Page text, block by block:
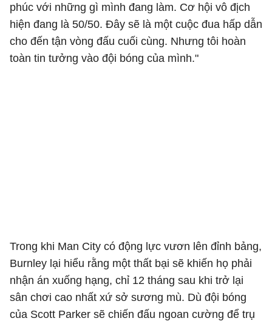
phúc với những gì mình đang làm. Cơ hội vô địch
hiện đang là 50/50. Đây sẽ là một cuộc đua hấp dẫn
cho đến tận vòng đấu cuối cùng. Nhưng tôi hoàn
toàn tin tưởng vào đội bóng của mình."
Trong khi Man City có động lực vươn lên đỉnh bảng,
Burnley lại hiểu rằng một thất bại sẽ khiến họ phải
nhận án xuống hạng, chỉ 12 tháng sau khi trở lại
sân chơi cao nhất xứ sở sương mù. Dù đội bóng
của Scott Parker sẽ chiến đấu ngoan cường để trụ